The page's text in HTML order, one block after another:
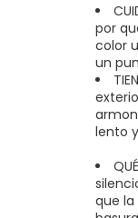
por
color
un
lento
que la